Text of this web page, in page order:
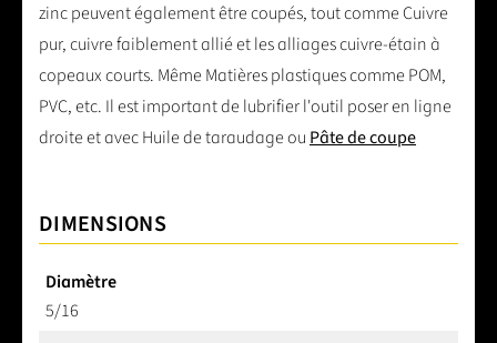
zinc peuvent également être coupés, tout comme Cuivre
pur, cuivre faiblement allié et les alliages cuivre-étain à
copeaux courts. Même Matières plastiques comme POM,
PVC, etc. Il est important de lubrifier l'outil poser en ligne
droite et avec Huile de taraudage ou Pâte de coupe
DIMENSIONS
Diamètre
5/16